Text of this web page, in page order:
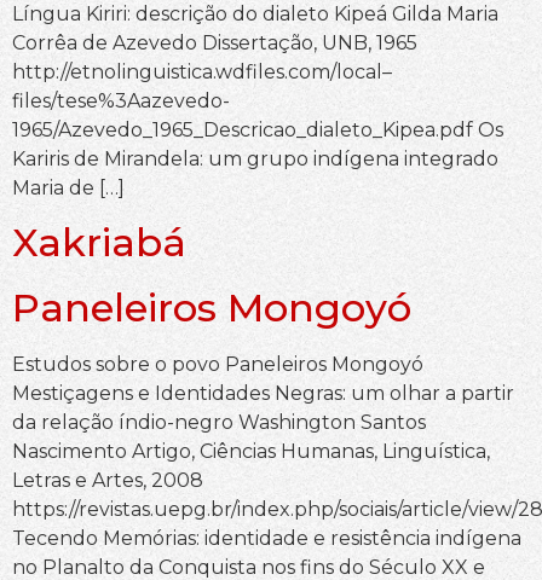
Língua Kiriri: descrição do dialeto Kipeá Gilda Maria
Corrêa de Azevedo Dissertação, UNB, 1965
http://etnolinguistica.wdfiles.com/local–
files/tese%3Aazevedo-
1965/Azevedo_1965_Descricao_dialeto_Kipea.pdf Os
Kariris de Mirandela: um grupo indígena integrado
Maria de […]
Xakriabá
Paneleiros Mongoyó
Estudos sobre o povo Paneleiros Mongoyó
Mestiçagens e Identidades Negras: um olhar a partir
da relação índio-negro Washington Santos
Nascimento Artigo, Ciências Humanas, Linguística,
Letras e Artes, 2008
https://revistas.uepg.br/index.php/sociais/article/view/
Tecendo Memórias: identidade e resistência indígena
no Planalto da Conquista nos fins do Século XX e